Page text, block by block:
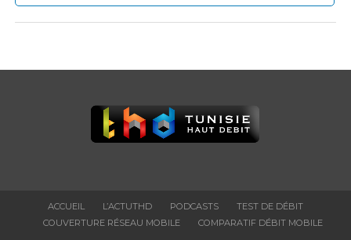
ACCUEIL L’ACTUTHD PODCASTS
TEST DE DÉBIT
COUVERTURE RÉSEAU MOBILE
COMPARATIF DÉBIT MOBILE